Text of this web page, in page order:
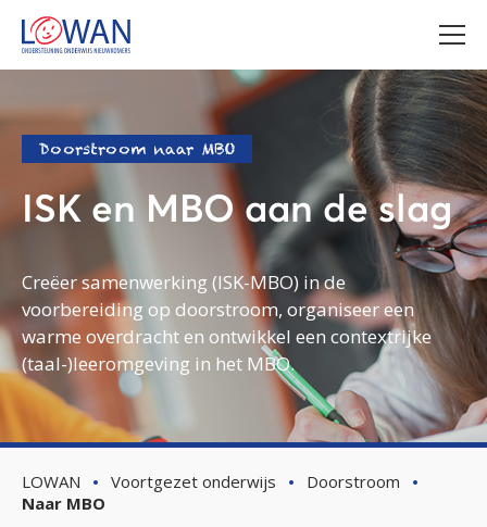
Doorstroom naar MBO
ISK en MBO aan de slag
Creëer samenwerking (ISK-MBO) in de
voorbereiding op doorstroom, organiseer een
warme overdracht en ontwikkel een contextrijke
(taal-)leeromgeving in het MBO.
LOWAN Voortgezet onderwijs
Doorstroom
Naar MBO